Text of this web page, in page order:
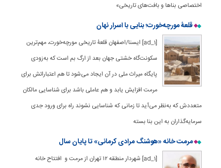
اختصاصی بناها و بافت‌های تاریخی»
قلعۀ مورچه‌خورت؛ بنایی با اسرار نهان
[ad_1] ایسنا/اصفهان قلعۀ تاریخی مورچه‌خورت، مهم‌ترین
سکونت‌گاه‌ خشتی جهان بعد از ارگ بم است که به‌زودی
پایگاه میراث ملی در آن ایجاد می‌شود تا هم اعتباراتش برای
مرمت افزایش یابد و هم عاملی باشد برای شناسایی مالکان
متعددش که به‌نظر می‌آید تا زمانی که شناسایی نشوند راه برای ورود جدی
سرمایه‌گذاران به این بنا بسته
مرمت خانه «هوشنگ مرادی کرمانی» تا پایان سال
[ad_1] شهردار منطقه ١٢ تهران از مرمت و افتتاح خانه